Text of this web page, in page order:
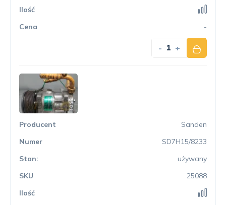
-
- +
Sanden
SD7H15/8233
używany
25088